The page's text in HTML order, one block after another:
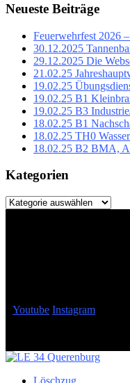
Neueste Beiträge
Feuerwehrfest 2026
30.12.2025
29.12.2025 Die
21.02.25
19.02.25
19.02.25 B1
19.02.25 B3
18.02.25 B1
18.02.25 TH0
18.02.25 B2 BMA,
Kategorien
Kategorien
Youtube Instagram
Löschzug